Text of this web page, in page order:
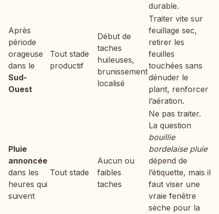
durable.
Après
période
orageuse
dans le
Sud-
Ouest
Tout stade
productif
Début de
taches
huileuses,
brunissement
localisé
Traiter vite sur
feuillage sec,
retirer les
feuilles
touchées sans
dénuder le
plant, renforcer
l’aération.
Pluie
annoncée
dans les
heures qui
suivent
Tout stade
Aucun ou
faibles
taches
Ne pas traiter.
La question
bouillie
bordelaise pluie
dépend de
l’étiquette, mais il
faut viser une
vraie fenêtre
sèche pour la